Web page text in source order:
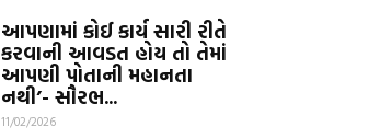
આપણામાં કોઈ કાર્ય સારી રીતે
કરવાની આવડત હોય તો તેમાં
આપણી પોતાની મહાનતા
નથી’- સૌરભ...
11/02/2026